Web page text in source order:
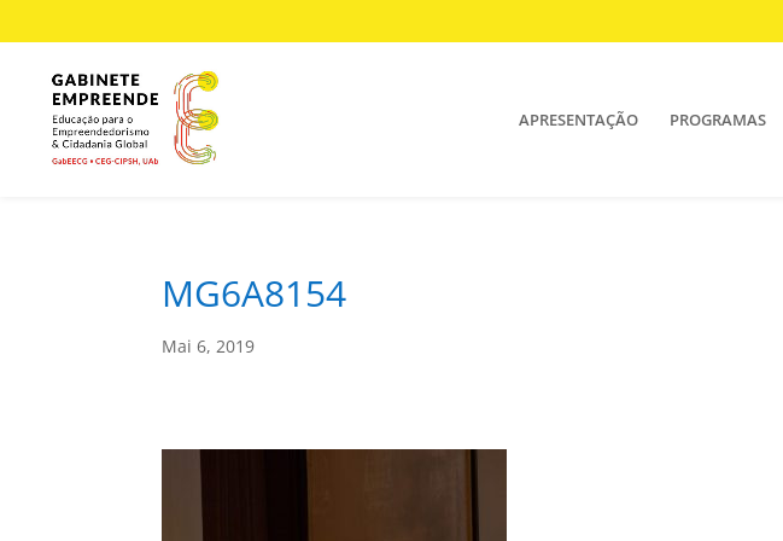
APRESENTAÇÃO PROGRAMAS
MG6A8154
Mai 6, 2019